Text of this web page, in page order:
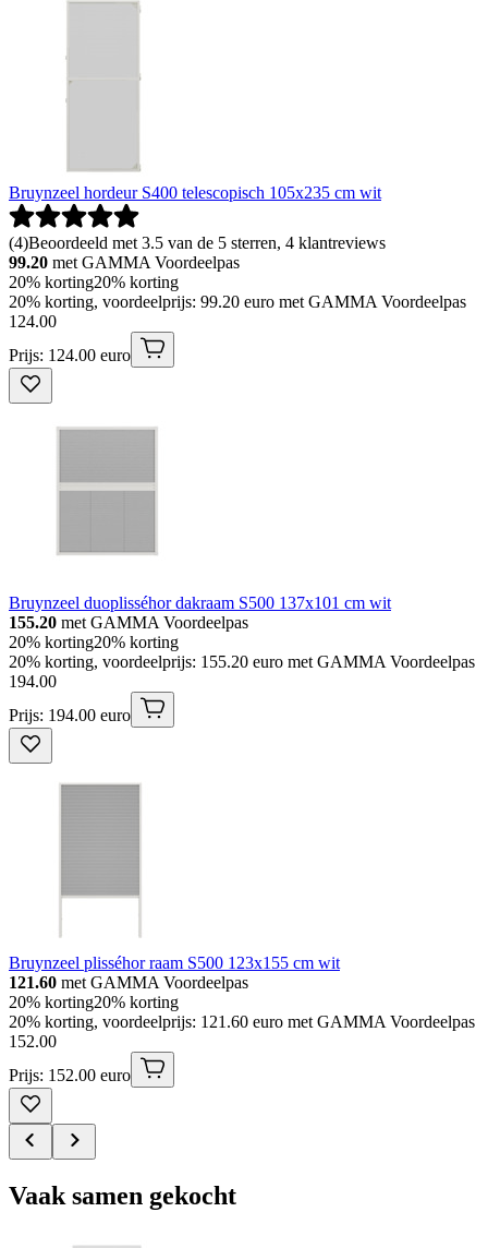
Bruynzeel hordeur S400 telescopisch 105x235 cm wit
(4)Beoordeeld met 3.5 van de 5 sterren, 4 klantreviews
99.20 met GAMMA Voordeelpas
20% korting20% korting
20% korting, voordeelprijs: 99.20 euro met GAMMA Voordeelpas
124.00
Prijs: 124.00 euro
Bruynzeel duoplisséhor dakraam S500 137x101 cm wit
155.20 met GAMMA Voordeelpas
20% korting20% korting
20% korting, voordeelprijs: 155.20 euro met GAMMA Voordeelpas
194.00
Prijs: 194.00 euro
Bruynzeel plisséhor raam S500 123x155 cm wit
121.60 met GAMMA Voordeelpas
20% korting20% korting
20% korting, voordeelprijs: 121.60 euro met GAMMA Voordeelpas
152.00
Prijs: 152.00 euro
Vaak samen gekocht